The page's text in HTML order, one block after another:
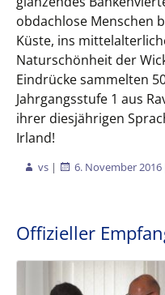
obdachlose Menschen
Küste, ins
Naturschönheit der
Eindrücke sammelten
Jahrgangsstufe 1 aus
ihrer diesjährigen
Irland!
vs | 6. November 2016
Offizieller